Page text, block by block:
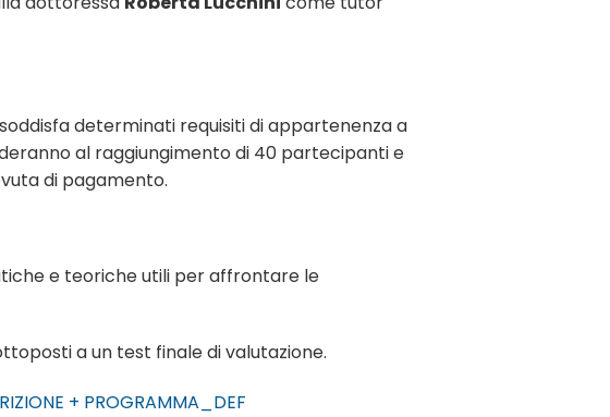
determinati requisiti di appartenenza a
al raggiungimento di 40 partecipanti e
di pagamento.
e teoriche utili per affrontare le
a un test finale di valutazione.
+ PROGRAMMA_DEF